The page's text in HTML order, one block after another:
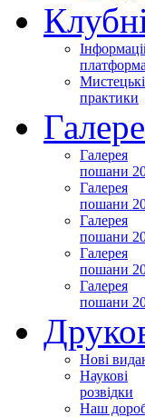
платформа
Мистецькі
практики
Галерея
пошани
Галерея
пошани
Галерея
пошани
Галерея
пошани
Галерея
пошани
Нові
Наукові
розвідки
Наш